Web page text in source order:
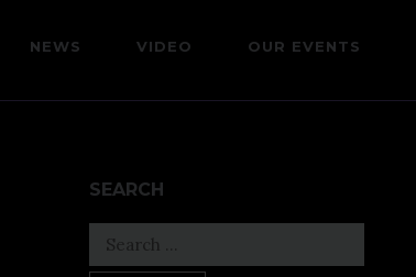
NEWS VIDEO OUR EVENTS
SEARCH
Search
for: